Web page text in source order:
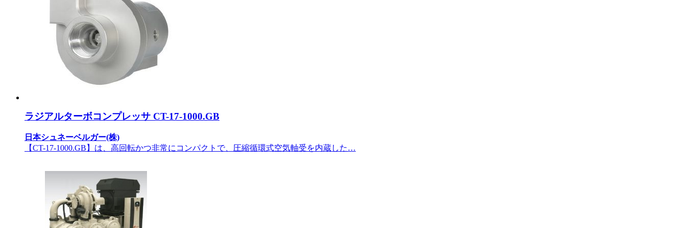
ラジアルターボコンプレッサ CT-17-1000.GB
日本シュネーベルガー(株)
【CT-17-1000.GB】は、高回転かつ非常にコンパクトで、圧縮循環式空気軸受を内蔵した…